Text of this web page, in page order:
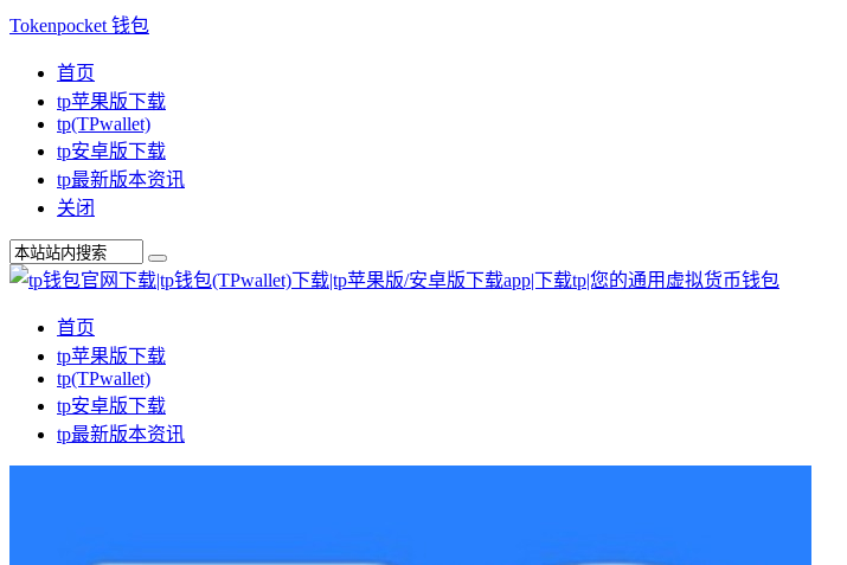
Tokenpocket 钱包
首页
tp苹果版下载
tp(TPwallet)
tp安卓版下载
tp最新版本资讯
关闭
首页
tp苹果版下载
tp(TPwallet)
tp安卓版下载
tp最新版本资讯